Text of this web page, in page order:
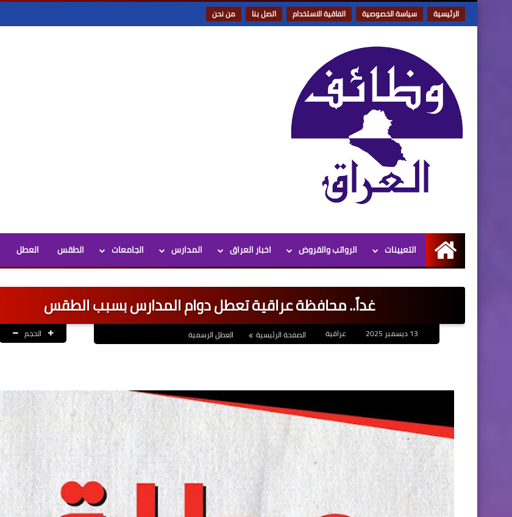
الرئيسية سياسة الخصوصية اتفاقية الاستخدام اتصل بنا من نحن
الرئيسية
التعيينات الرواتب والقروض اخبار العراق المدارس الجامعات الطقس العطل
غداً.. محافظة عراقية تعطل دوام المدارس بسبب الطقس
عراقية الصفحة الرئيسية العطل الرسمية الحجم